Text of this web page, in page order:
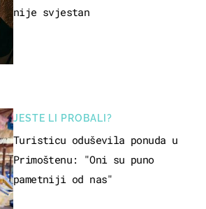
JESTE LI PROBALI?
Turisticu oduševila ponuda u
Primoštenu: "Oni su puno
pametniji od nas"
nije svjestan